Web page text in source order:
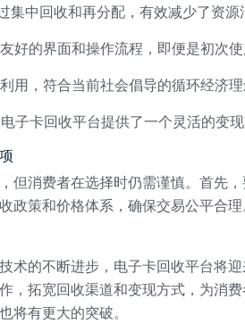
集中回收和再分配，有效减少了资
好的界面和操作流程，即便是初次
用，符合当前社会倡导的循环经济
子卡回收平台提供了一个灵活的变
但消费者在选择时仍需谨慎。首先
政策和价格体系，确保交易公平合
术的不断进步，电子卡回收平台将
，拓宽回收渠道和变现方式，为消
将有更大的突破。